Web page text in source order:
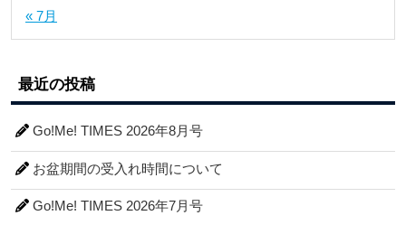
« 7月
最近の投稿
Go!Me! TIMES 2026年8月号
お盆期間の受入れ時間について
Go!Me! TIMES 2026年7月号